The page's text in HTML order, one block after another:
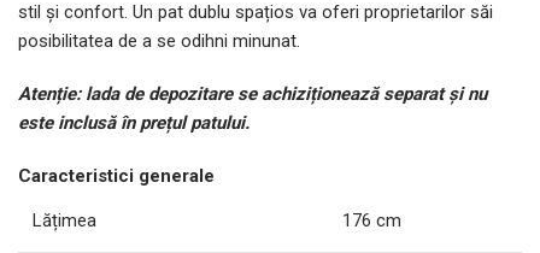
stil și confort. Un pat dublu spațios va oferi proprietarilor săi
posibilitatea de a se odihni minunat.
Atenție: lada de depozitare se achiziționează separat și nu
este inclusă în prețul patului.
Caracteristici generale
Lățimea 176 cm